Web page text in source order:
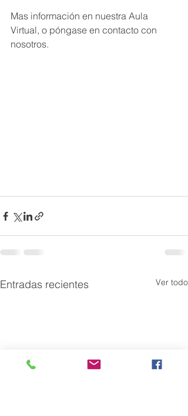
Mas información en nuestra Aula
Virtual, o póngase en contacto con
nosotros.
Entradas recientes Ver todo